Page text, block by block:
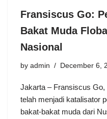
Fransiscus Go:
Bakat Muda
Nasional
by admin December 6,
Jakarta – Fransiscus
telah menjadi katalisator
bakat-bakat muda dari